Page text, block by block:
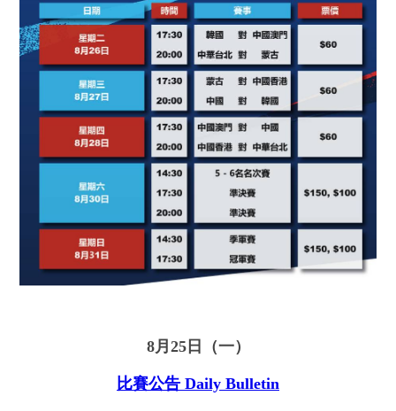
8月25日（一）
比賽公告 Daily Bulletin